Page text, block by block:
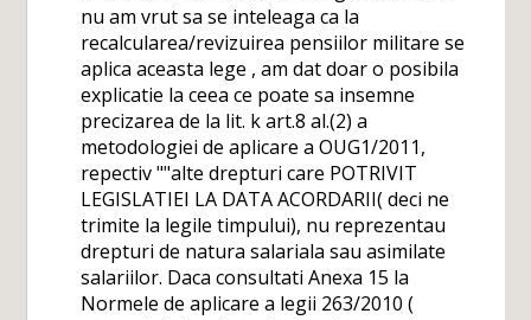
nu am vrut sa se inteleaga ca la
recalcularea/revizuirea pensiilor militare se
aplica aceasta lege , am dat doar o posibila
explicatie la ceea ce poate sa insemne
precizarea de la lit. k art.8 al.(2) a
metodologiei de aplicare a OUG1/2011,
repectiv ""alte drepturi care POTRIVIT
LEGISLATIEI LA DATA ACORDARII( deci ne
trimite la legile timpului), nu reprezentau
drepturi de natura salariala sau asimilate
salariilor. Daca consultati Anexa 15 la
Normele de aplicare a legii 263/2010 (